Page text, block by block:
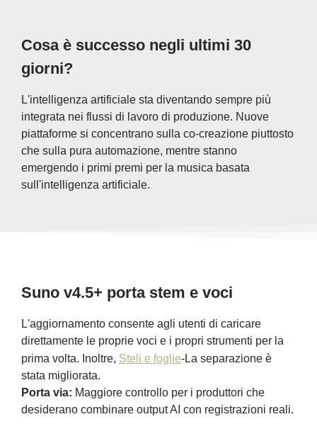
Cosa è successo negli ultimi 30
giorni?
L'intelligenza artificiale sta diventando sempre più
integrata nei flussi di lavoro di produzione. Nuove
piattaforme si concentrano sulla co-creazione piuttosto
che sulla pura automazione, mentre stanno
emergendo i primi premi per la musica basata
sull'intelligenza artificiale.
Suno v4.5+ porta stem e voci
L'aggiornamento consente agli utenti di caricare
direttamente le proprie voci e i propri strumenti per la
prima volta. Inoltre, Steli e foglie-La separazione è
stata migliorata.
Porta via: Maggiore controllo per i produttori che
desiderano combinare output AI con registrazioni reali.